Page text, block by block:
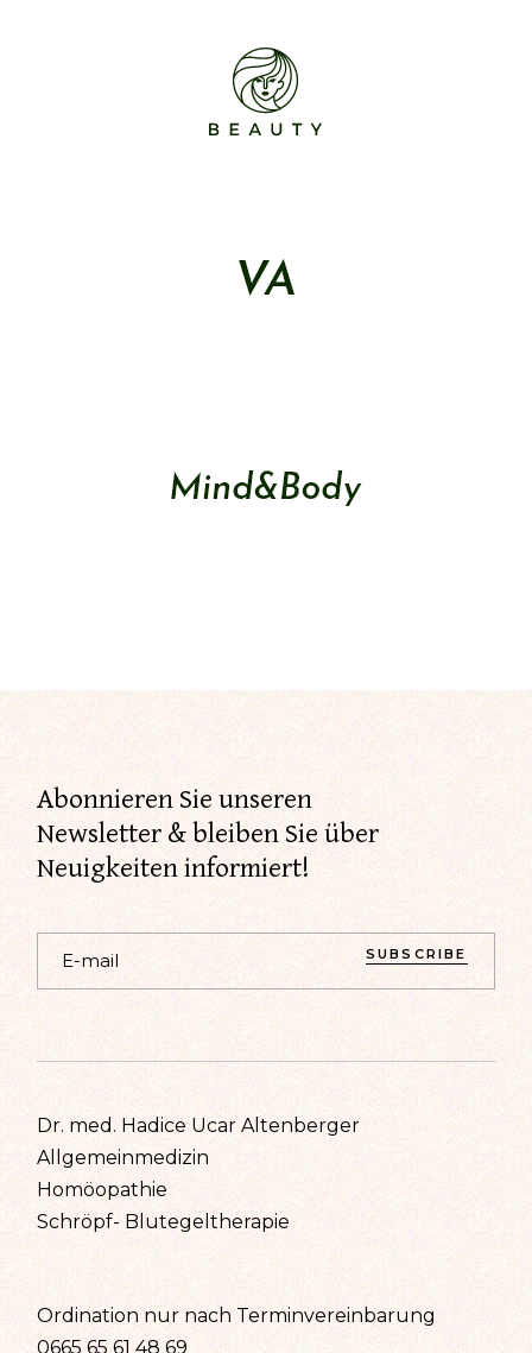
Abonnieren Sie unseren
Newsletter & bleiben Sie über
Neuigkeiten informiert!
SUBSCRIBE
Dr. med. Hadice Ucar Altenberger
Allgemeinmedizin
Homöopathie
Schröpf- Blutegeltherapie
Ordination nur nach Terminvereinbarung
0665 65 61 48 69